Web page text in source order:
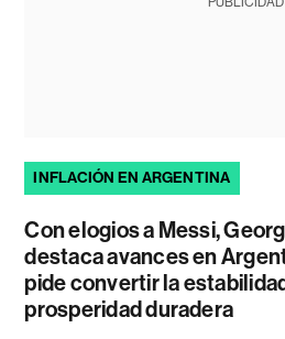
INFLACIÓN EN ARGENTINA
Con elogios a Messi,
destaca avances en
pide convertir la
prosperidad duradera